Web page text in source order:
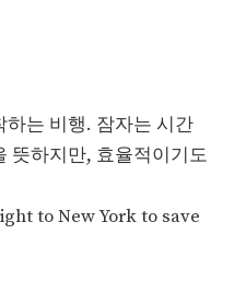
는 비행. 잠자는 시간
뜻하지만, 효율적이기도
to New York to save